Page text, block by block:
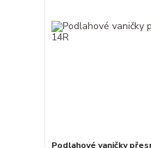
Podlahové vaničky